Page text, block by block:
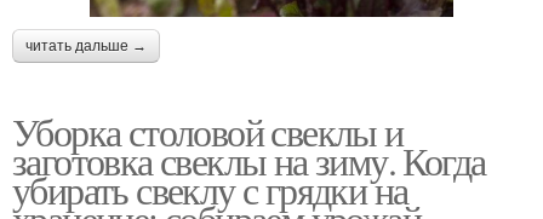
читать дальше →
Уборка столовой свеклы и
заготовка свеклы на зиму. Когда
убирать свеклу с грядки на